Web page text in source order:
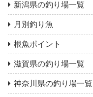
新潟県の釣り場一覧
月別釣り魚
根魚ポイント
滋賀県の釣り場一覧
神奈川県の釣り場一覧